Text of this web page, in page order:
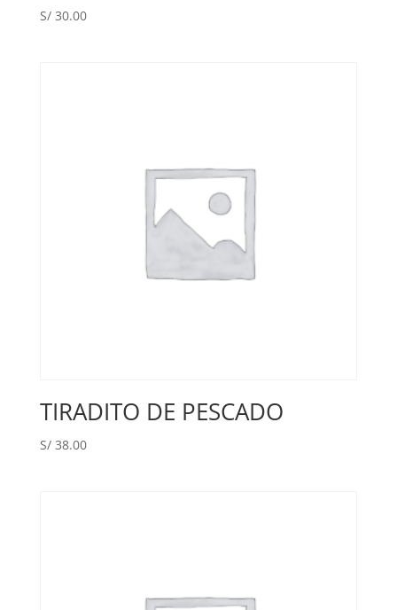
S/30.00
TIRADITO DE PESCADO
S/38.00